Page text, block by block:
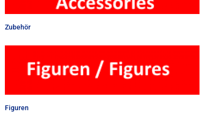
Zubehör
Figuren